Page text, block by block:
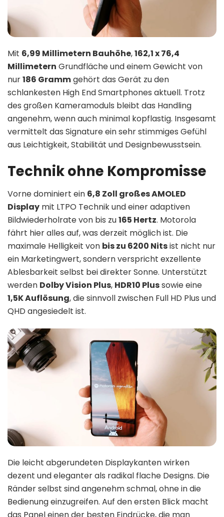
Mit 6,99 Millimetern Bauhöhe,162,1 x 76,4
Millimetern Grundfläche und einem Gewicht von
nur186 Grammgehört das Gerät zu den
schlankesten High End Smartphones aktuell. Trotz
des großen Kameramoduls bleibt das Handling
angenehm, wenn auch minimal kopflastig. Insgesamt
vermittelt das Signature ein sehr stimmiges Gefühl
aus Leichtigkeit, Stabilität und Designbewusstsein.
Technik ohne Kompromisse
Vorne dominiert ein 6,8 Zoll großes AMOLED
Display mit LTPO Technik und einer adaptiven
Bildwiederholrate von bis zu165 Hertz. Motorola
fährt hier alles auf, was derzeit möglich ist. Die
maximale Helligkeit von bis zu 6200 Nitsist nicht nur
ein Marketingwert, sondern verspricht exzellente
Ablesbarkeit selbst bei direkter Sonne. Unterstützt
werden Dolby Vision Plus, HDR10 Plussowie eine
1,5K Auflösung, die sinnvoll zwischen Full HD Plus und
QHD angesiedelt ist.
Die leicht abgerundeten Displaykanten wirken
dezent und eleganter als radikal flache Designs. Die
Ränder selbst sind angenehm schmal, ohne in die
Bedienung einzugreifen. Auf den ersten Blick macht
das Panel einen der besten Eindrücke, die man